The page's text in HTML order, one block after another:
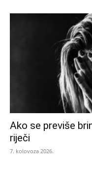
Ako se previše
riječi
7. kolovoza 2026.